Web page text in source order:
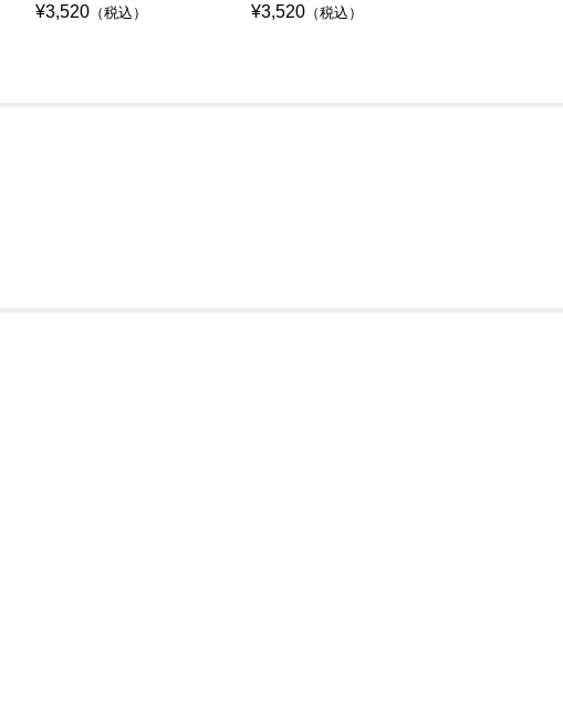
¥3,520 （税込） ¥3,520 （税込）